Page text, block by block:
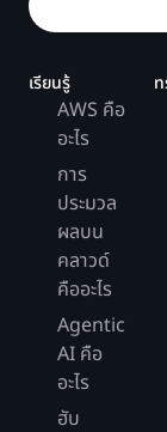
เรียนรู้
AWS คือ
อะไร
การ
ประมวล
ผลบน
คลาวด์
คืออะไร
Agentic
AI คือ
อะไร
ฮับ